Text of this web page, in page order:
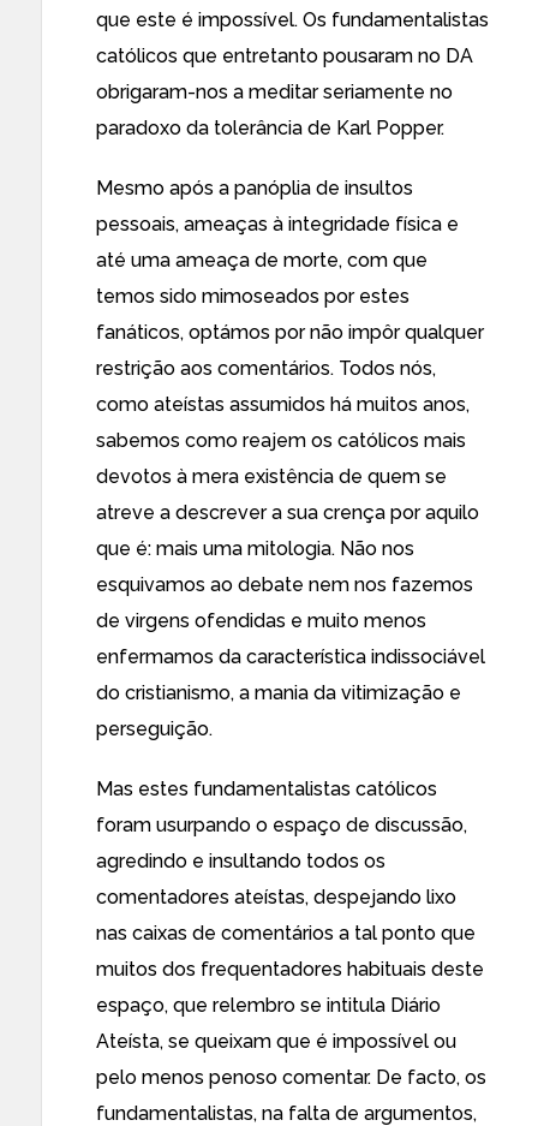
que este é impossível. Os fundamentalistas
católicos que entretanto pousaram no DA
obrigaram-nos a meditar seriamente no
paradoxo da tolerância de Karl Popper.
Mesmo após a panóplia de insultos
pessoais, ameaças à integridade física e
até uma ameaça de morte, com que
temos sido mimoseados por estes
fanáticos, optámos por não impôr qualquer
restrição aos comentários. Todos nós,
como ateístas assumidos há muitos anos,
sabemos como reajem os católicos mais
devotos à mera existência de quem se
atreve a descrever a sua crença por aquilo
que é: mais uma mitologia. Não nos
esquivamos ao debate nem nos fazemos
de virgens ofendidas e muito menos
enfermamos da característica indissociável
do cristianismo, a mania da vitimização e
perseguição.
Mas estes fundamentalistas católicos
foram usurpando o espaço de discussão,
agredindo e insultando todos os
comentadores ateístas, despejando lixo
nas caixas de comentários a tal ponto que
muitos dos frequentadores habituais deste
espaço, que relembro se intitula Diário
Ateísta, se queixam que é impossível ou
pelo menos penoso comentar. De facto, os
fundamentalistas, na falta de argumentos,